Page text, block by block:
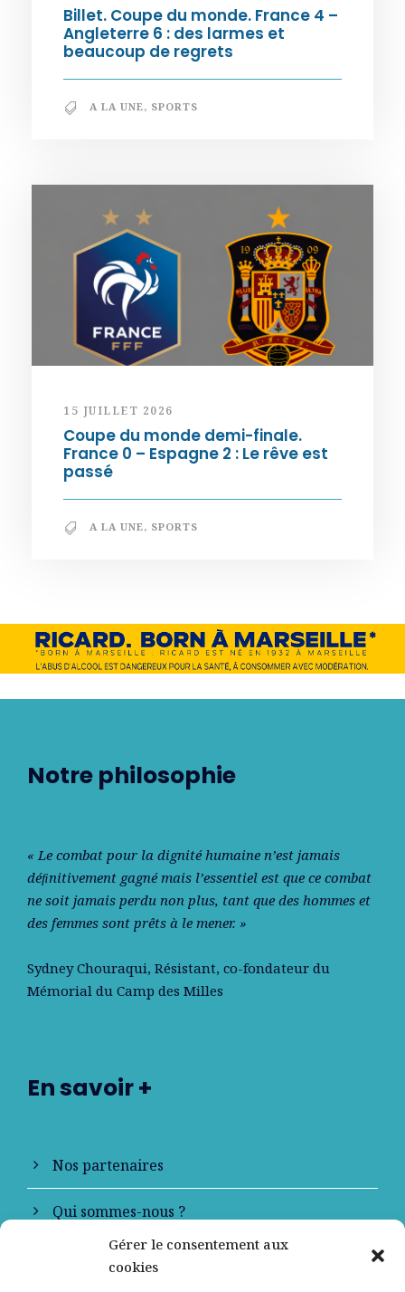
Gérer le consentement aux
cookies
Billet. Coupe du monde. France 4 –
Angleterre 6 : des larmes et
beaucoup de regrets
A LA UNE, SPORTS
15 JUILLET 2026
Coupe du monde demi-finale.
France 0 – Espagne 2 : Le rêve est
passé
A LA UNE, SPORTS
Notre philosophie
« Le combat pour la dignité humaine n’est jamais
déﬁnitivement gagné mais l’essentiel est que ce combat
ne soit jamais perdu non plus, tant que des hommes et
des femmes sont prêts à le mener. »
Sydney Chouraqui, Résistant, co-fondateur du
Mémorial du Camp des Milles
En savoir +
Nos partenaires
Qui sommes-nous ?
Contactez-nous